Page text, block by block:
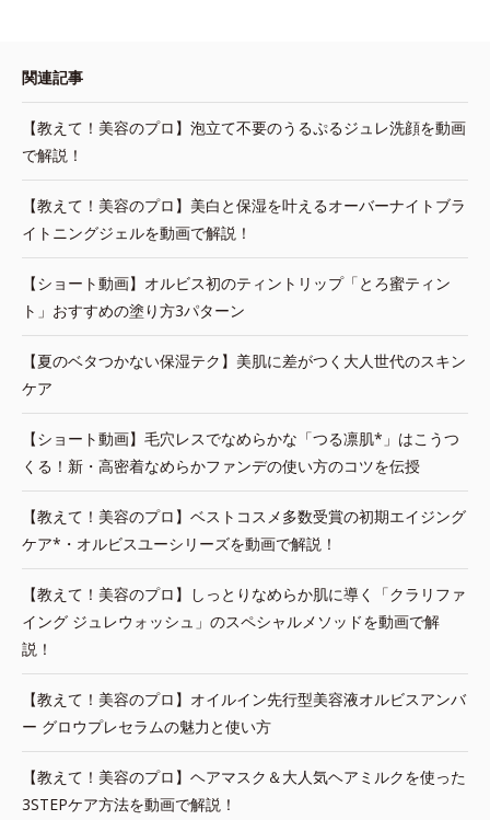
関連記事
【教えて！美容のプロ】泡立て不要のうるぷるジュレ洗顔を動画
で解説！
【教えて！美容のプロ】美白と保湿を叶えるオーバーナイトブラ
イトニングジェルを動画で解説！
【ショート動画】オルビス初のティントリップ「とろ蜜ティン
ト」おすすめの塗り方3パターン
【夏のベタつかない保湿テク】美肌に差がつく大人世代のスキン
ケア
【ショート動画】毛穴レスでなめらかな「つる凛肌*」はこうつ
くる！新・高密着なめらかファンデの使い方のコツを伝授
【教えて！美容のプロ】ベストコスメ多数受賞の初期エイジング
ケア*・オルビスユーシリーズを動画で解説！
【教えて！美容のプロ】しっとりなめらか肌に導く「クラリファ
イング ジュレウォッシュ」のスペシャルメソッドを動画で解
説！
【教えて！美容のプロ】オイルイン先行型美容液オルビスアンバ
ー グロウプレセラムの魅力と使い方
【教えて！美容のプロ】ヘアマスク＆大人気ヘアミルクを使った
3STEPケア方法を動画で解説！